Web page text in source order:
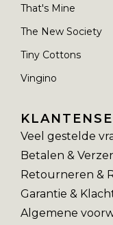
That's Mine
The New Society
Tiny Cottons
Vingino
Veel gestelde
Betalen &
Retourneren &
Garantie &
Algemene